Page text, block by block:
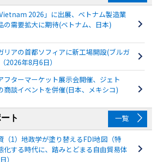
2026」に出展、ベトナム製造業
の需要拡大に期待(ベトナム、日本)
リアの首都ソフィアに新工場開設(ブルガ
2026年8月6日）
フターマーケット展示会開催、ジェト
商談イベントを併催(日本、メキシコ)
ト
一覧
（1）地政学が塗り替えるFDI地図（特
化する時代に、踏みとどまる自由貿易体
）